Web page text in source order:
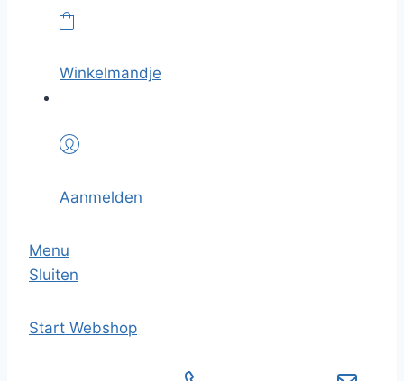
Winkelmandje
Aanmelden
Menu
Sluiten
Start Webshop